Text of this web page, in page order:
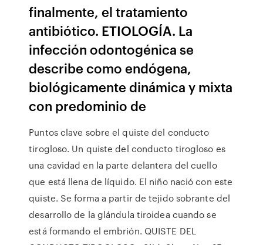
finalmente, el tratamiento
antibiótico. ETIOLOGÍA. La
infección odontogénica se
describe como endógena,
biológicamente dinámica y mixta
con predominio de
Puntos clave sobre el quiste del conducto
tirogloso. Un quiste del conducto tirogloso es
una cavidad en la parte delantera del cuello
que está llena de líquido. El niño nació con este
quiste. Se forma a partir de tejido sobrante del
desarrollo de la glándula tiroidea cuando se
está formando el embrión. QUISTE DEL